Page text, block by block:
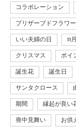
コラボレーション
プリザーブドフラワー
いい夫婦の日 11
クリスマス ポイ
誕生花 誕生日
サンタクロース
期間 縁起が良い
喪中見舞い お供